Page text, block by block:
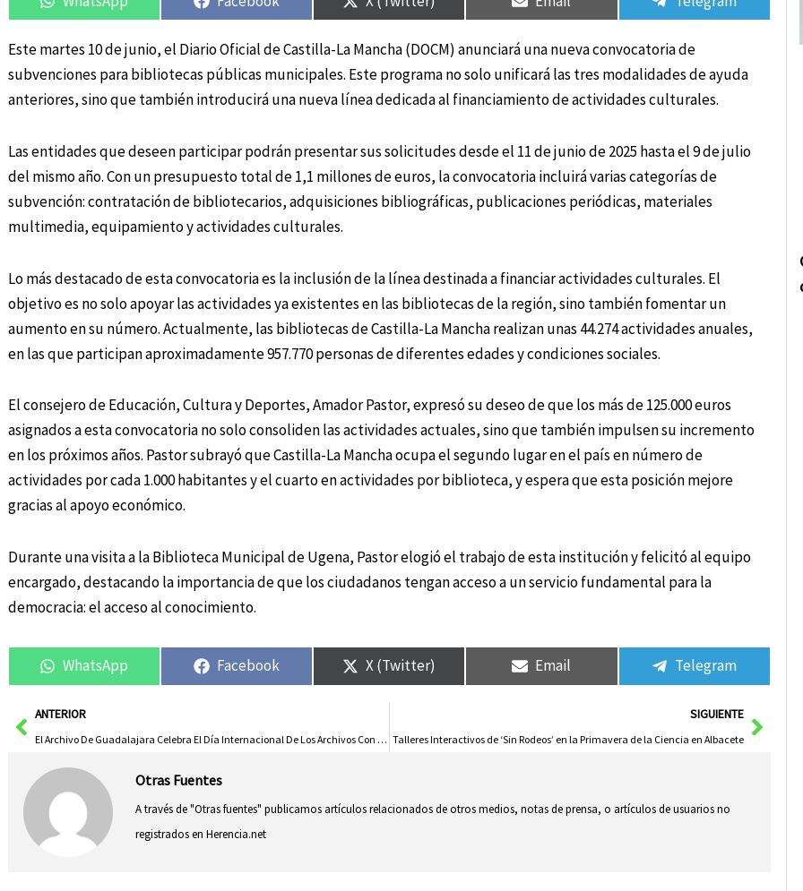
Este martes 10 de junio, el Diario Oficial de Castilla-La Mancha (DOCM) anunciará una nueva convocatoria de
subvenciones para bibliotecas públicas municipales. Este programa no solo unificará las tres modalidades de ayuda
anteriores, sino que también introducirá una nueva línea dedicada al financiamiento de actividades culturales.
Las entidades que deseen participar podrán presentar sus solicitudes desde el 11 de junio de 2025 hasta el 9 de julio
del mismo año. Con un presupuesto total de 1,1 millones de euros, la convocatoria incluirá varias categorías de
subvención: contratación de bibliotecarios, adquisiciones bibliográficas, publicaciones periódicas, materiales
multimedia, equipamiento y actividades culturales.
Lo más destacado de esta convocatoria es la inclusión de la línea destinada a financiar actividades culturales. El
objetivo es no solo apoyar las actividades ya existentes en las bibliotecas de la región, sino también fomentar un
aumento en su número. Actualmente, las bibliotecas de Castilla-La Mancha realizan unas 44.274 actividades anuales,
en las que participan aproximadamente 957.770 personas de diferentes edades y condiciones sociales.
El consejero de Educación, Cultura y Deportes, Amador Pastor, expresó su deseo de que los más de 125.000 euros
asignados a esta convocatoria no solo consoliden las actividades actuales, sino que también impulsen su incremento
en los próximos años. Pastor subrayó que Castilla-La Mancha ocupa el segundo lugar en el país en número de
actividades por cada 1.000 habitantes y el cuarto en actividades por biblioteca, y espera que esta posición mejore
gracias al apoyo económico.
Durante una visita a la Biblioteca Municipal de Ugena, Pastor elogió el trabajo de esta institución y felicitó al equipo
encargado, destacando la importancia de que los ciudadanos tengan acceso a un servicio fundamental para la
democracia: el acceso al conocimiento.
WhatsApp Facebook X (Twitter) Email Telegram
AntANTERIOR
El Archivo De Guadalajara Celebra El Día Internacional De Los Archivos Con Jornadas Abiertas Y Un Vídeo Promocional
SIGUIENTE
Talleres Interactivos de ‘Sin Rodeos’ en la Primavera de la Ciencia en Albacete
Otras Fuentes
A través de "Otras fuentes" publicamos artículos relacionados de otros medios, notas de prensa, o artículos de usuarios no
registrados en Herencia.net